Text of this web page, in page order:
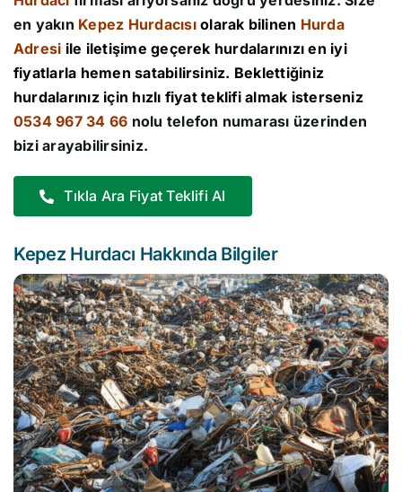
en yakın Kepez Hurdacısı olarak bilinen Hurda
Adresi ile iletişime geçerek hurdalarınızı en iyi
fiyatlarla hemen satabilirsiniz. Beklettiğiniz
hurdalarınız için hızlı fiyat teklifi almak isterseniz
0534 967 34 66 nolu telefon numarası üzerinden
bizi arayabilirsiniz.
Tıkla Ara Fiyat Teklifi Al
Kepez Hurdacı Hakkında Bilgiler